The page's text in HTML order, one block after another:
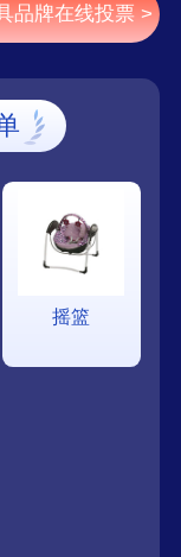
品牌在线投票 >
摇篮